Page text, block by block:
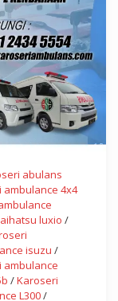
abulans
4x4
luxio /
isuzu /
ambulance
/Karoseri
L300/